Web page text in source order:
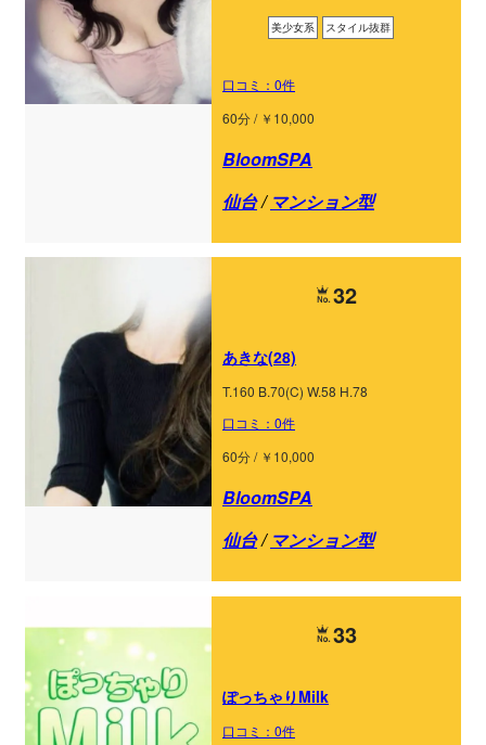
美少女系 スタイル抜群
口コミ：0件
60分 / ￥10,000
BloomSPA
仙台/ マンション型
32
あきな(28)
T.160 B.70(C) W.58 H.78
口コミ：0件
60分 / ￥10,000
BloomSPA
仙台/ マンション型
33
ぽっちゃりMilk
口コミ：0件